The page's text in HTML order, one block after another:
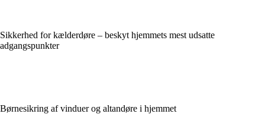
Sikkerhed for kælderdøre – beskyt hjemmets mest udsatte
adgangspunkter
Børnesikring af vinduer og altandøre i hjemmet